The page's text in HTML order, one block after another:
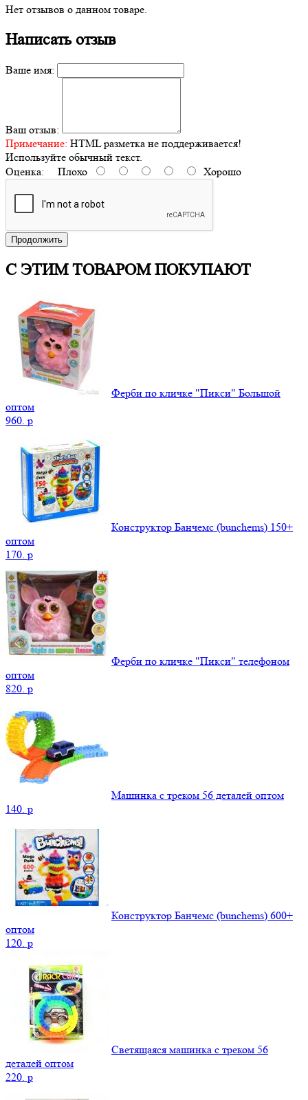
Нет отзывов о данном товаре.
Написать отзыв
Ваше имя:
Ваш отзыв:
Примечание: HTML разметка не поддерживается!
Используйте обычный текст.
Оценка: Плохо Хорошо
Продолжить
С ЭТИМ ТОВАРОМ ПОКУПАЮТ
Ферби по кличке "Пикси" Большой
оптом
960. p
Конструктор Банчемс (bunchems) 150+
оптом
170. p
Ферби по кличке "Пикси" телефоном
оптом
820. p
Машинка с треком 56 деталей оптом
140. p
Конструктор Банчемс (bunchems) 600+
оптом
120. p
Светящаяся машинка с треком 56
деталей оптом
220. p